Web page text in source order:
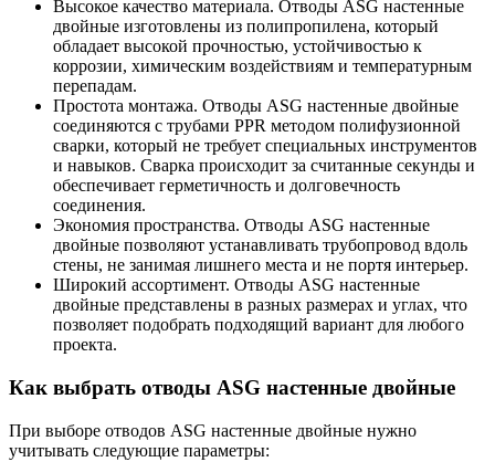
Высокое качество материала. Отводы ASG настенные
двойные изготовлены из полипропилена, который
обладает высокой прочностью, устойчивостью к
коррозии, химическим воздействиям и температурным
перепадам.
Простота монтажа. Отводы ASG настенные двойные
соединяются с трубами PPR методом полифузионной
сварки, который не требует специальных инструментов
и навыков. Сварка происходит за считанные секунды и
обеспечивает герметичность и долговечность
соединения.
Экономия пространства. Отводы ASG настенные
двойные позволяют устанавливать трубопровод вдоль
стены, не занимая лишнего места и не портя интерьер.
Широкий ассортимент. Отводы ASG настенные
двойные представлены в разных размерах и углах, что
позволяет подобрать подходящий вариант для любого
проекта.
Как выбрать отводы ASG настенные двойные
При выборе отводов ASG настенные двойные нужно
учитывать следующие параметры: